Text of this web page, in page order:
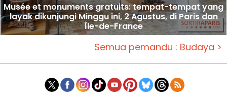
Musée et monuments gratuits: tempat-tempat yang
layak dikunjungi Minggu ini, 2 Agustus, di Paris dan
Île-de-France
Semua pemandu : Budaya >